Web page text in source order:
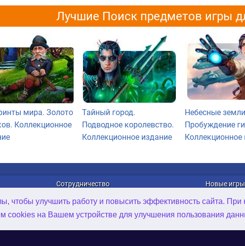
чтобы улучшить работу и повысить эффективность сайта.
cookies на Вашем устройстве для улучшения пользования
Лучшие Поиск предметов игры
мира. Золото
Коллекционное
Тайный город.
Подводное королевство.
Коллекционное издание
Небесные
Пробуждение
Коллекционное
Сотрудничество
Реклама
2D/3D Art Outsourcing
AI-инструменты
Новые игры
Онлайн Игры
Игры для